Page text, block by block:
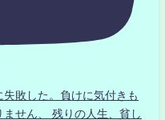
敗した。負けに気付きも
せん、 残りの人生、貧し